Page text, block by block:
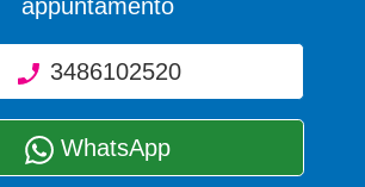
appuntamento
3486102520
WhatsApp